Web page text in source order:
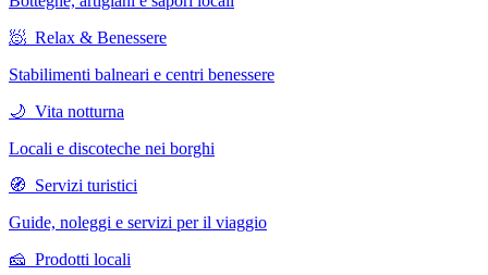
🧖 Relax & Benessere
Stabilimenti balneari e centri benessere
🌙 Vita notturna
Locali e discoteche nei borghi
🧭 Servizi turistici
Guide, noleggi e servizi per il viaggio
🧀 Prodotti locali